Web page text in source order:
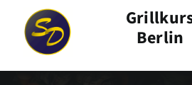
content
Berlin